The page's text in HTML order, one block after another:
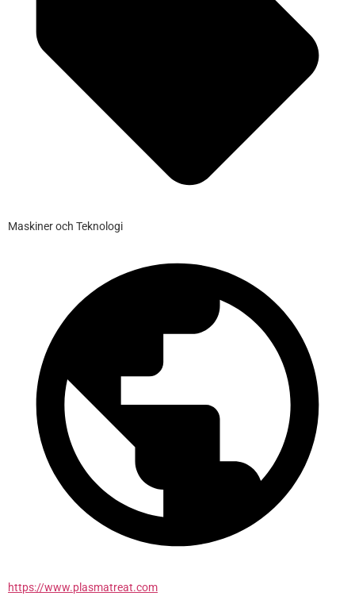
Maskiner och Teknologi
https://www.plasmatreat.com